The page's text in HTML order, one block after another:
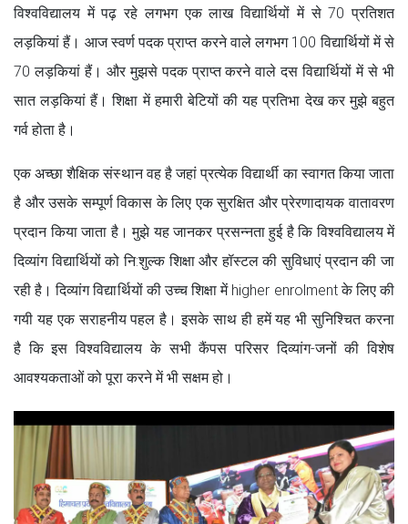
विश्वविद्यालय में पढ़ रहे लगभग एक लाख विद्यार्थियों में से 70 प्रतिशत
लड़कियां हैं। आज स्वर्ण पदक प्राप्त करने वाले लगभग 100 विद्यार्थियों में से
70 लड़कियां हैं। और मुझसे पदक प्राप्त करने वाले दस विद्यार्थियों में से भी
सात लड़कियां हैं। शिक्षा में हमारी बेटियों की यह प्रतिभा देख कर मुझे बहुत
गर्व होता है।
एक अच्छा शैक्षिक संस्थान वह है जहां प्रत्येक विद्यार्थी का स्वागत किया जाता
है और उसके सम्पूर्ण विकास के लिए एक सुरक्षित और प्रेरणादायक वातावरण
प्रदान किया जाता है। मुझे यह जानकर प्रसन्नता हुई है कि विश्वविद्यालय में
दिव्यांग विद्यार्थियों को नि:शुल्क शिक्षा और हॉस्टल की सुविधाएं प्रदान की जा
रही है। दिव्यांग विद्यार्थियों की उच्च शिक्षा में higher enrolment के लिए की
गयी यह एक सराहनीय पहल है। इसके साथ ही हमें यह भी सुनिश्चित करना
है कि इस विश्वविद्यालय के सभी कैंपस परिसर दिव्यांग-जनों की विशेष
आवश्यकताओं को पूरा करने में भी सक्षम हो।